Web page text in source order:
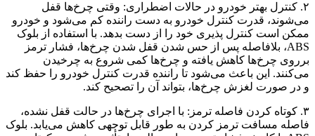
۲. کنترل بهتر خودرو در حالات اضطراری: وقتی چرخ‌ها قفل
می‌شوند، قدرت کنترل خودرو به دست راننده کم می‌شود و خودرو
ممکن است کنترل پذیری خود را از دست بدهد. با استفاده از بلوک
ABS، بلافاصله پس از حس شدن قفل شدن چرخ‌ها، فشار ترمز
برروی چرخ‌ها کاهش یافته و چرخ‌ها کمی شروع به چرخیدن
می‌کنند. این باعث می‌شود تا راننده قدرت کنترل خودرو را حفظ کند
و در صورت لغزش چرخ‌ها، بتواند آن را تصحیح کند.
۳. کوتاه کردن فاصله ترمز: با اجرای چرخ‌ها در حالت قفل نشده،
فاصله مسافت ترمز کردن به طور قابل توجهی کاهش می‌یابد. بلوک